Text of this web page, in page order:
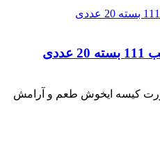
صورت کیسه ایخوش طعم و آرامش